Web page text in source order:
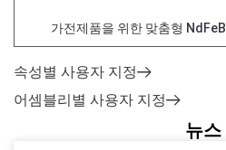
가전제품을 위한 맞춤형 NdFeB
속성별 사용자 지정
어셈블리별 사용자 지정
뉴스